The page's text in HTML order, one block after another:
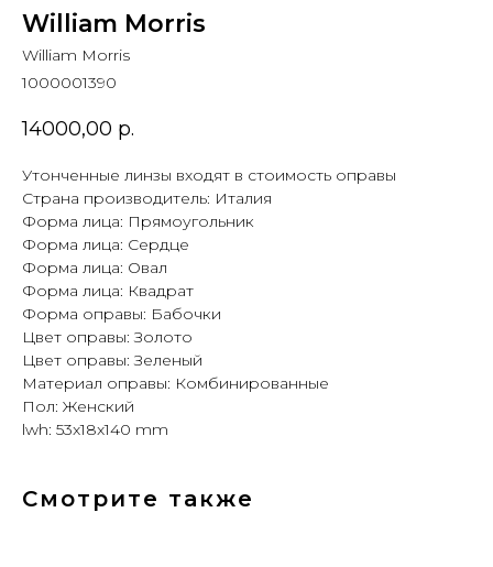
William Morris
William Morris
1000001390
14000,00 р.
Утонченные линзы входят в стоимость оправы
Страна производитель: Италия
Форма лица: Прямоугольник
Форма лица: Сердце
Форма лица: Овал
Форма лица: Квадрат
Форма оправы: Бабочки
Цвет оправы: Золото
Цвет оправы: Зеленый
Материал оправы: Комбинированные
Пол: Женский
lwh: 53x18x140 mm
Смотрите также